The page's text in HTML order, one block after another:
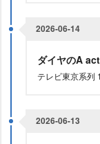
2026-06-14
ダイヤのA
テレビ東京系列
2026-06-13